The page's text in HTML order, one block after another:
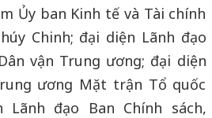
Ủy ban Kinh tế và Tài chính
Chinh; đại diện Lãnh đạo
vận Trung ương; đại diện
ương Mặt trận Tổ quốc
Lãnh đạo Ban Chính sách,